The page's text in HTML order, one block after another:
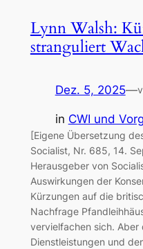
Lynn Walsh:
stranguliert
Dez. 5, 2025—
in CWI und
[Eigene Übersetzung
Socialist, Nr. 685, 14.
Herausgeber von
Auswirkungen der
Kürzungen auf die
Nachfrage
vervielfachen sich. Aber
Dienstleistungen und